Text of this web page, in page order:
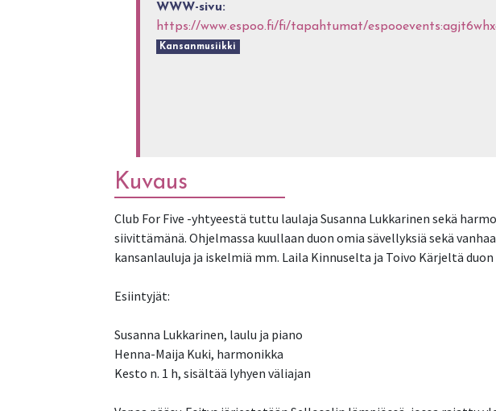
WWW-sivu:
https://www.espoo.fi/fi/tapahtumat/
Kansanmusiikki
Kuvaus
Club For Five -yhtyeestä tuttu laulaja Susanna Lukkarinen sekä
siivittämänä. Ohjelmassa kuullaan duon omia sävellyksiä sekä
kansanlauluja ja iskelmiä mm. Laila Kinnuselta ja Toivo Kärjeltä
Esiintyjät:
Susanna Lukkarinen, laulu ja piano
Henna-Maija Kuki, harmonikka
Kesto n. 1 h, sisältää lyhyen väliajan